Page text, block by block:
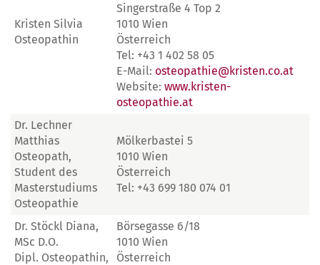
Kristen Silvia
Osteopathin
Singerstraße 4 Top 2
1010 Wien
Österreich
Tel: +43 1 402 58 05
E-Mail: osteopathie@kristen.co.at
Website: www.kristen-
osteopathie.at
Dr. Lechner
Matthias
Osteopath,
Student des
Masterstudiums
Osteopathie
Mölkerbastei 5
1010 Wien
Österreich
Tel: +43 699 180 074 01
Dr. Stöckl Diana,
MSc D.O.
Dipl. Osteopathin,
Börsegasse 6/18
1010 Wien
Österreich